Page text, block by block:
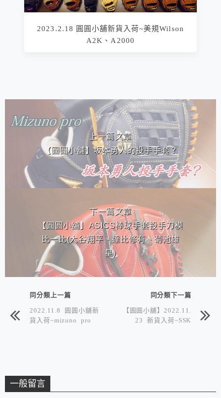
2023.2.18 圓圓小舖新貨入荷~美規Wilson
A2K、A2000
上一篇文章
【圓圓小舖】坂本勇人的投手手套？
下一篇文章
【圓圓小舖】ASICS棒球手套投手刀模
比一比(大谷翔平、達比修有、菊池雄
星)
同分類上一篇
2022.11.8 圓圓小舖新
貨入荷~mizuno pro
同分類下一篇
【圓圓小舖】2022.11.
23 新貨入荷~SSK
一般留言